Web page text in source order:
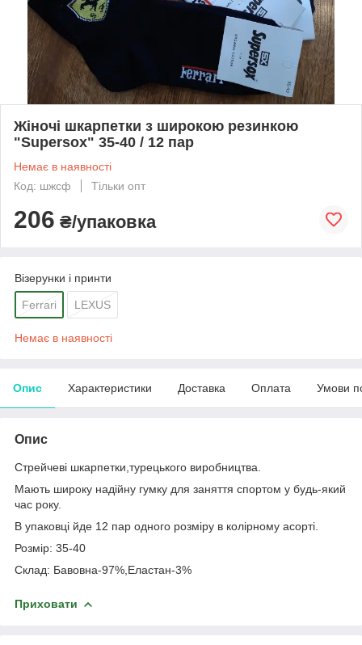
Жіночі шкарпетки з широкою резинкою
"Supersox" 35-40 / 12 пар
Немає в наявності
Код: шжсф
Тільки опт
206 ₴/упаковка
Візерунки і принти
Ferrari LEXUS
Немає в наявності
Опис Характеристики Доставка Оплата Умови
Опис
Стрейчеві шкарпетки,турецького виробництва.
Мають широку надійну гумку для заняття спортом у будь-який
час року.
В упаковці йде 12 пар одного розміру в колірному асорті.
Розмір: 35-40
Склад: Бавовна-97%,Еластан-3%
Приховати